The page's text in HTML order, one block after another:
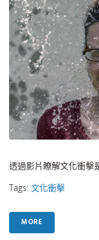
透過影片瞭解文化衝擊
Tags: 文化衝擊
MORE